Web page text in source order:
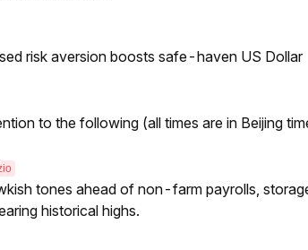
risk aversion boosts safe-haven US Dollar
to the following (all times are in Beijing
tones ahead of non-farm payrolls,
historical highs.